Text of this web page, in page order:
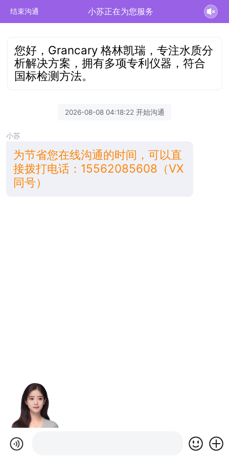
结束沟通 小苏正在为您服务
您好，Grancary 格林凯瑞，专注水质分
析解决方案，拥有多项专利仪器，符合
国标检测方法。
2026-08-08 04:18:22 开始沟通
小苏
为节省您在线沟通的时间，可以直
接拨打电话：15562085608（VX
同号）